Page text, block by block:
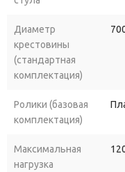
Диаметр
крестовины
(стандартная
комплектация)
Ролики (базовая
комплектация)
Максимальная
нагрузка